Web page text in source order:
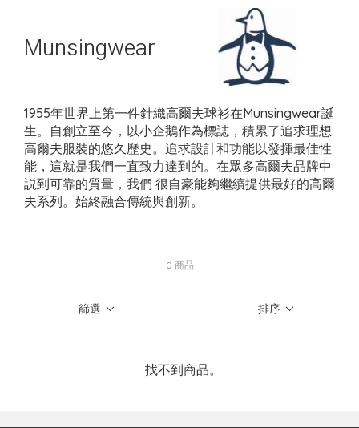
Munsingwear
1955年世界上第一件針織高爾夫球衫在Munsingwear誕
生。自創立至今，以小企鵝作為標誌，積累了追求理想
高爾夫服裝的悠久歷史。追求設計和功能以發揮最佳性
能，這就是我們一直致力達到的。在眾多高爾夫品牌中
説到可靠的質量，我們 很自豪能夠繼續提供最好的高爾
夫系列。始終融合傳統與創新。
0 商品
篩選 排序
找不到商品。